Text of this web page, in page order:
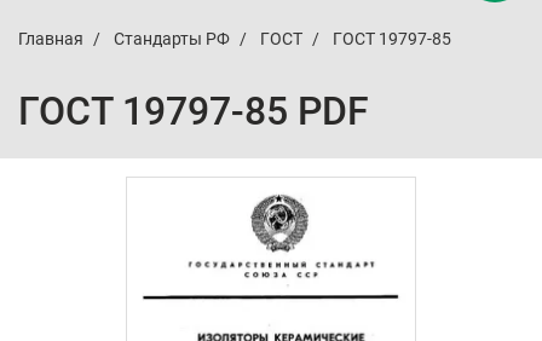
Главная Стандарты РФ ГОСТ ГОСТ 19797-85
ГОСТ 19797-85 PDF